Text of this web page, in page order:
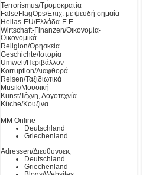
Terrorismus/Τρομοκρατία
FalseFlagOps/Επιχ. με ψευδή σημαία
Hellas-EU/Ελλάδα-Ε.Ε.
Wirtschaft-Finanzen/Οικονομία-
Οικονομικά
Religion/Θρησκεία
Geschichte/Ιστορία
Umwelt/Περιβάλλον
Korruption/Διαφθορά
Reisen/Ταξιδιωτικά
Musik/Μουσική
Kunst/Τέχνη, Λογοτεχνία
Küche/Κουζίνα
MM Online
Deutschland
Griechenland
Adressen/Διευθυνσεις
Deutschland
Griechenland